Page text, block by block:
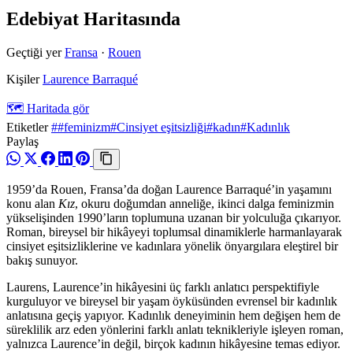
Edebiyat Haritasında
Geçtiği yer Fransa · Rouen
Kişiler Laurence Barraqué
🗺️ Haritada gör
Etiketler ##feminizm#Cinsiyet eşitsizliği#kadın#Kadınlık
Paylaş
1959’da Rouen, Fransa’da doğan Laurence Barraqué’in yaşamını
konu alan Kız, okuru doğumdan anneliğe, ikinci dalga feminizmin
yükselişinden 1990’ların toplumuna uzanan bir yolculuğa çıkarıyor.
Roman, bireysel bir hikâyeyi toplumsal dinamiklerle harmanlayarak
cinsiyet eşitsizliklerine ve kadınlara yönelik önyargılara eleştirel bir
bakış sunuyor.
Laurens, Laurence’in hikâyesini üç farklı anlatıcı perspektifiyle
kurguluyor ve bireysel bir yaşam öyküsünden evrensel bir kadınlık
anlatısına geçiş yapıyor. Kadınlık deneyiminin hem değişen hem de
süreklilik arz eden yönlerini farklı anlatı teknikleriyle işleyen roman,
yalnızca Laurence’in değil, birçok kadının hikâyesine temas ediyor.